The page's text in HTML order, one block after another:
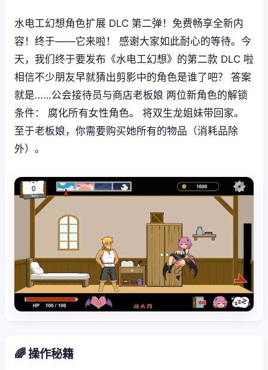
水电工幻想角色扩展 DLC 第二弹！免费畅享全新内
容！终于——它来啦！ 感谢大家如此耐心的等待。今
天，我们终于要发布《水电工幻想》的第二款 DLC 啦
相信不少朋友早就猜出剪影中的角色是谁了吧？ 答案
就是……公会接待员与商店老板娘 两位新角色的解锁
条件： 腐化所有女性角色。 将双生龙姐妹带回家。
至于老板娘，你需要购买她所有的物品（消耗品除
外）。
🌈 操作秘籍